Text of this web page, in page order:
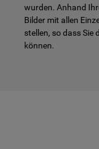
wurden. Anhand
Bilder mit allen
stellen, so dass Sie
können.